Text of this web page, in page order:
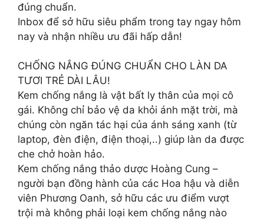
đúng chuẩn.
Inbox để sở hữu siêu phẩm trong tay ngay hôm
nay và nhận nhiều ưu đãi hấp dẫn!
CHỐNG NẮNG ĐÚNG CHUẨN CHO LÀN DA
TƯƠI TRẺ DÀI LÂU!
Kem chống nắng là vật bất ly thân của mọi cô
gái. Không chỉ bảo vệ da khỏi ánh mặt trời, mà
chúng còn ngăn tác hại của ánh sáng xanh (từ
laptop, đèn điện, điện thoại,..) giúp làn da được
che chở hoàn hảo.
Kem chống nắng thảo dược Hoàng Cung –
người bạn đồng hành của các Hoa hậu và diễn
viên Phương Oanh, sở hữu các ưu điểm vượt
trội mà không phải loại kem chống nắng nào